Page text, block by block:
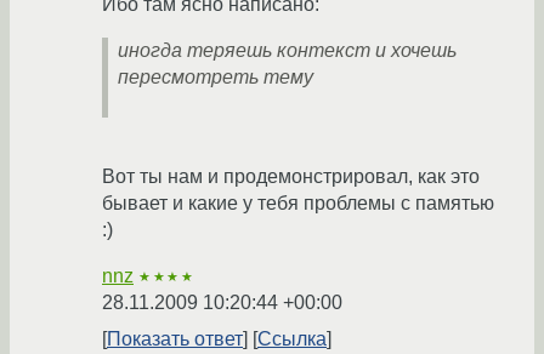
Ибо там ясно написано:
иногда теряешь контекст и хочешь
пересмотреть тему
Вот ты нам и продемонстрировал, как это
бывает и какие у тебя проблемы с памятью
:)
nnz ★★★★
28.11.2009 10:20:44 +00:00
Показать ответ
Ссылка